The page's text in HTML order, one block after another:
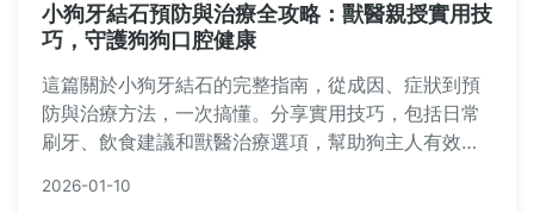
小狗牙結石預防與治療全攻略：獸醫親授實用技
巧，守護狗狗口腔健康
這篇關於小狗牙結石的完整指南，從成因、症狀到預
防與治療方法，一次搞懂。分享實用技巧，包括日常
刷牙、飲食建議和獸醫治療選項，幫助狗主人有效管
基於真實經驗和專業知識，解決你的所有疑問。
2026-01-10